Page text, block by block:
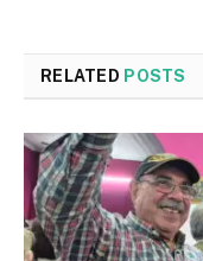
RELATED POSTS